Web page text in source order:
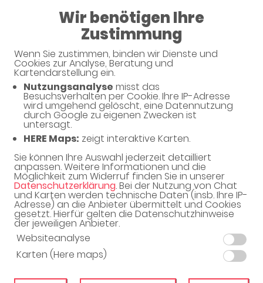
Wir benötigen Ihre
Zustimmung
Wenn Sie zustimmen, binden wir Dienste und
Cookies zur Analyse, Beratung und
Kartendarstellung ein.
Nutzungsanalyse misst das
Besuchsverhalten per Cookie. Ihre IP-Adresse
wird umgehend gelöscht, eine Datennutzung
durch Google zu eigenen Zwecken ist
untersagt.
HERE Maps: zeigt interaktive Karten.
Sie können Ihre Auswahl jederzeit detailliert
anpassen. Weitere Informationen und die
Möglichkeit zum Widerruf finden Sie in unserer
Datenschutzerklärung. Bei der Nutzung von Chat
und Karten werden technische Daten (insb. Ihre IP-
Adresse) an die Anbieter übermittelt und Cookies
gesetzt. Hierfür gelten die Datenschutzhinweise
der jeweiligen Anbieter.
Websiteanalyse
Karten (Here maps)
09:00 - 18:00
Bären-Apotheke
Haben Sie noch Fragen?
Dann schreiben Sie uns einfach eine Nachricht oder
rufen Sie uns direkt unter 09342 - 5100 an. Wir helfen
Ihre Daten
Vorname*